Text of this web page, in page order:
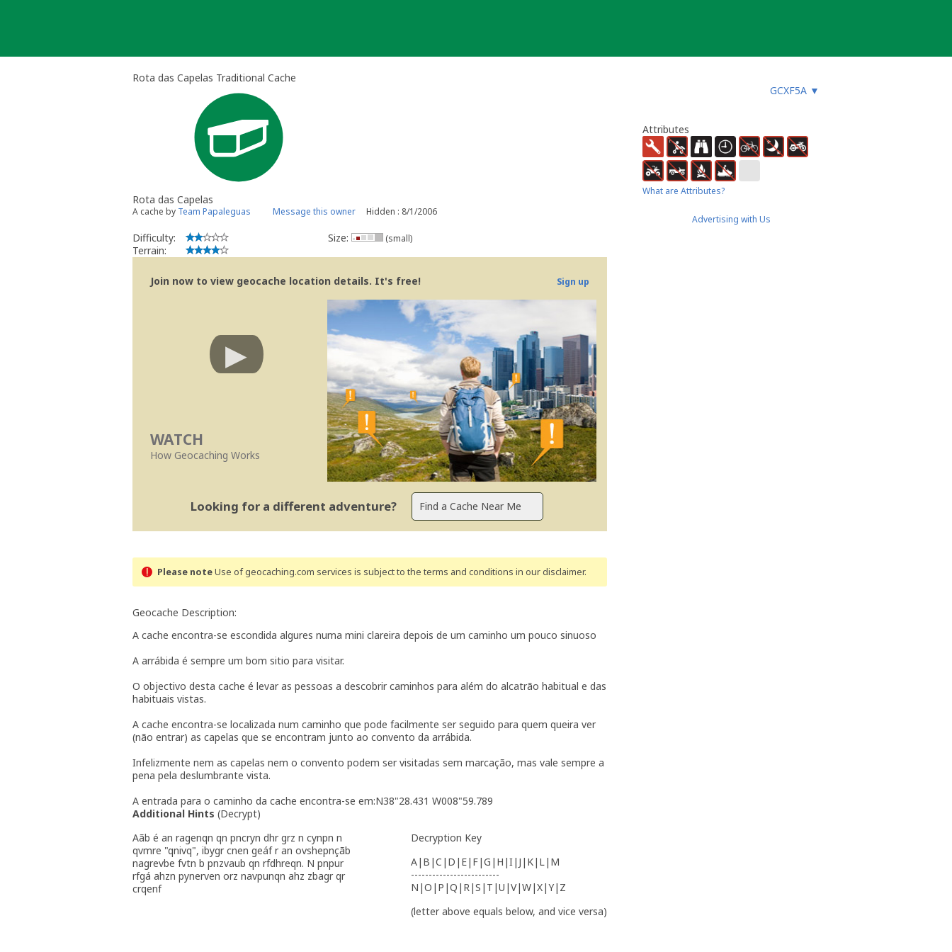
Rota das Capelas Traditional Cache
GCXF5A ▼
Rota das Capelas
A cache by Team Papaleguas Message this owner Hidden : 8/1/2006
Difficulty:
Terrain:
Size: (small)
Join now to view geocache location details. It's free! Sign up
WATCH
How Geocaching Works
Looking for a different adventure?
Please noteUse of geocaching.com services is subject to the terms and conditions in our disclaimer.
Geocache Description:
A cache encontra-se escondida algures numa mini clareira depois de um caminho um pouco sinuoso
A arrábida é sempre um bom sitio para visitar.
O objectivo desta cache é levar as pessoas a descobrir caminhos para além do alcatrão habitual e das
habituais vistas.
A cache encontra-se localizada num caminho que pode facilmente ser seguido para quem queira ver
(não entrar) as capelas que se encontram junto ao convento da arrábida.
Infelizmente nem as capelas nem o convento podem ser visitadas sem marcação, mas vale sempre a
pena pela deslumbrante vista.
A entrada para o caminho da cache encontra-se em:N38"28.431 W008"59.789
Additional Hints (Decrypt)
Aãb é an ragenqn qn pncryn dhr grz n cynpn n
qvmre "qnivq", ibygr cnen geáf r an ovshepnçãb
nagrevbe fvtn b pnzvaub qn rfdhreqn. N pnpur
rfgá ahzn pynerven orz navpunqn ahz zbagr qr
crqenf
Decryption Key
A|B|C|D|E|F|G|H|I|J|K|L|M
-------------------------
N|O|P|Q|R|S|T|U|V|W|X|Y|Z
(letter above equals below, and vice versa)
Attributes
What are Attributes?
Advertising with Us